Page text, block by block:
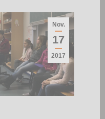
Nov.
17
2017